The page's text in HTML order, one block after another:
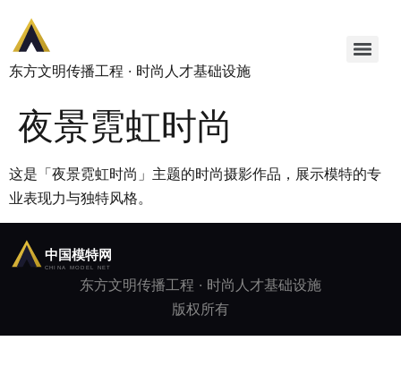
东方文明传播工程 · 时尚人才基础设施
夜景霓虹时尚
这是「夜景霓虹时尚」主题的时尚摄影作品，展示模特的专
业表现力与独特风格。
东方文明传播工程 · 时尚人才基础设施
版权所有